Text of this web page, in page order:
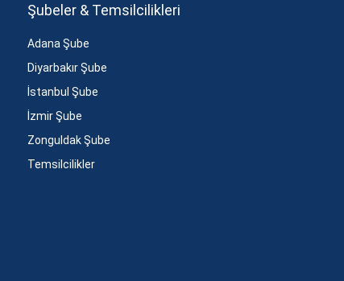
Şubeler & Temsilcilikleri
Adana Şube
Diyarbakır Şube
İstanbul Şube
İzmir Şube
Zonguldak Şube
Temsilcilikler